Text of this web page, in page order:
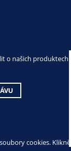
o našich produktech
cookies.